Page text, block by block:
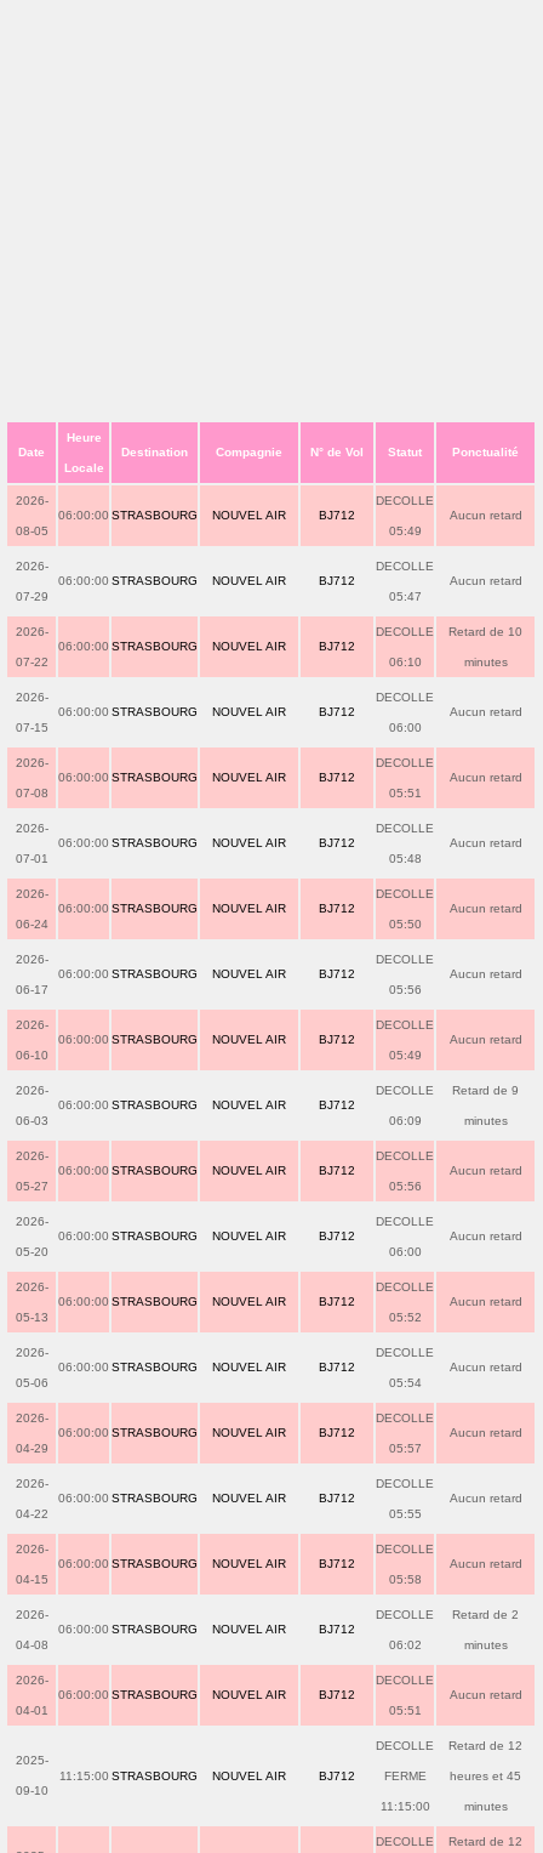
Date
Heure
Locale
Destination Compagnie N° de Vol Statut Ponctualité
2026-
08-05
06:00:00 STRASBOURG NOUVEL AIR BJ712
DECOLLE
05:49
Aucun retard
2026-
07-29
06:00:00 STRASBOURG NOUVEL AIR BJ712
DECOLLE
05:47
Aucun retard
2026-
07-22
06:00:00 STRASBOURG NOUVEL AIR BJ712
DECOLLE
06:10
Retard de 10
minutes
2026-
07-15
06:00:00 STRASBOURG NOUVEL AIR BJ712
DECOLLE
06:00
Aucun retard
2026-
07-08
06:00:00 STRASBOURG NOUVEL AIR BJ712
DECOLLE
05:51
Aucun retard
2026-
07-01
06:00:00 STRASBOURG NOUVEL AIR BJ712
DECOLLE
05:48
Aucun retard
2026-
06-24
06:00:00 STRASBOURG NOUVEL AIR BJ712
DECOLLE
05:50
Aucun retard
2026-
06-17
06:00:00 STRASBOURG NOUVEL AIR BJ712
DECOLLE
05:56
Aucun retard
2026-
06-10
06:00:00 STRASBOURG NOUVEL AIR BJ712
DECOLLE
05:49
Aucun retard
2026-
06-03
06:00:00 STRASBOURG NOUVEL AIR BJ712
DECOLLE
06:09
Retard de 9
minutes
2026-
05-27
06:00:00 STRASBOURG NOUVEL AIR BJ712
DECOLLE
05:56
Aucun retard
2026-
05-20
06:00:00 STRASBOURG NOUVEL AIR BJ712
DECOLLE
06:00
Aucun retard
2026-
05-13
06:00:00 STRASBOURG NOUVEL AIR BJ712
DECOLLE
05:52
Aucun retard
2026-
05-06
06:00:00 STRASBOURG NOUVEL AIR BJ712
DECOLLE
05:54
Aucun retard
2026-
04-29
06:00:00 STRASBOURG NOUVEL AIR BJ712
DECOLLE
05:57
Aucun retard
2026-
04-22
06:00:00 STRASBOURG NOUVEL AIR BJ712
DECOLLE
05:55
Aucun retard
2026-
04-15
06:00:00 STRASBOURG NOUVEL AIR BJ712
DECOLLE
05:58
Aucun retard
2026-
04-08
06:00:00 STRASBOURG NOUVEL AIR BJ712
DECOLLE
06:02
Retard de 2
minutes
2026-
04-01
06:00:00 STRASBOURG NOUVEL AIR BJ712
DECOLLE
05:51
Aucun retard
2025-
09-10
11:15:00 STRASBOURG NOUVEL AIR BJ712
DECOLLE
FERME
11:15:00
Retard de 12
heures et 45
minutes
DECOLLE Retard de 12